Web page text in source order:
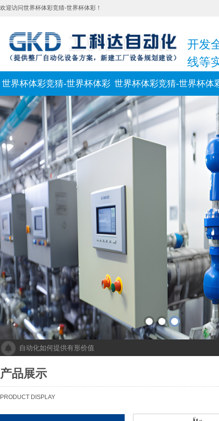
世界杯体彩竞猜-世界杯体彩 世界杯体彩竞猜-世界杯体
新闻动态 联系我们
自动化如何提供有形价值
“未来工厂”啥样？机器人生“匠心”自动化会“上网”
个性化批量生产，灵活性显著提高！Faulhaber加速推动自动化生产
欢迎访问世界杯体彩竞猜-世界杯体彩！
开发
线等
产品展示
PRODUCT DISPLAY